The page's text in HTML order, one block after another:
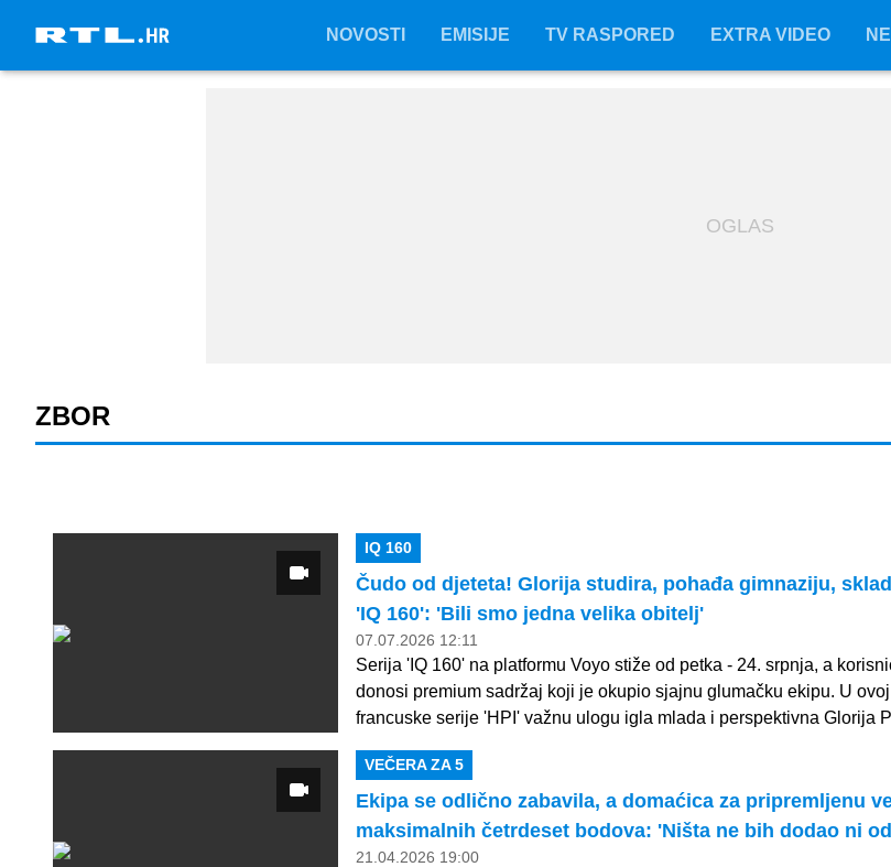
NOVOSTI EMISIJE TV RASPORED EXTRA VIDEO
OGLAS
ZBOR
IQ 160
Čudo od djeteta! Glorija studira, pohađa gimnaziju,
'IQ 160': 'Bili smo jedna velika obitelj'
07.07.2026 12:11
Serija 'IQ 160' na platformu Voyo stiže od petka - 24. srpnja, a
donosi premium sadržaj koji je okupio sjajnu glumačku ekipu. U
francuske serije 'HPI' važnu ulogu igla mlada i perspektivna Glorija
VEČERA ZA 5
Ekipa se odlično zabavila, a domaćica za pripremljenu
maksimalnih četrdeset bodova: 'Ništa ne bih dodao ni
21.04.2026 19:00
NOVOSTI EMISIJE TV RASPORED EXTRA VIDEO